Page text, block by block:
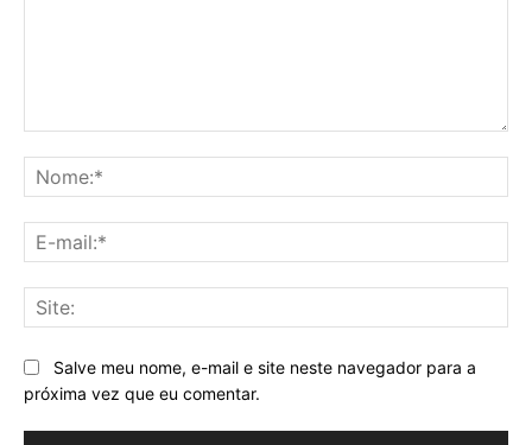
Salve meu nome, e-mail e site neste navegador para a
próxima vez que eu comentar.